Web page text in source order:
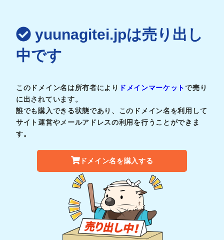
yuunagitei.jpは売り出し
中です
このドメイン名は所有者により ドメインマーケットで売り
に出されています。
誰でも購入できる状態であり、このドメイン名を利用して
サイト運営やメールアドレスの利用を行うことができま
す。
ドメイン名を購入する